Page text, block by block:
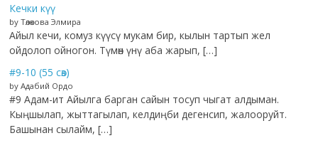
Кечки күү
by Төлөкова Элмира
Айыл кечи, комуз күүсү мукам бир, кылын тартып жел
ойдолоп ойногон. Түмөн үнү аба жарып, […]
#9-10 (55 сөз)
by Адабий Ордо
#9 Адам-ит Айылга барган сайын тосуп чыгат алдыман.
Кыңшылап, жыттагылап, келдиңби дегенсип, жалооруйт.
Башынан сылайм, […]